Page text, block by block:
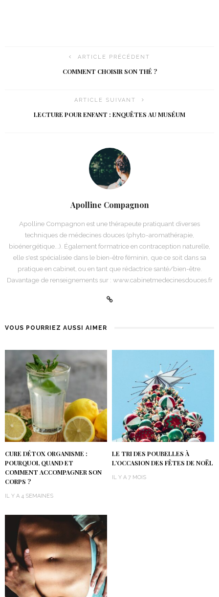
ARTICLE PRÉCÉDENT
COMMENT CHOISIR SON THÉ ?
ARTICLE SUIVANT
LECTURE POUR ENFANT : ENQUÊTES AU MUSÉUM
Apolline Compagnon
Apolline Compagnon est une thérapeute pratiquant diverses
techniques de médecines douces (phyto-aromathérapie,
bioénergétique...). Également formatrice en contraception naturelle,
elle s'est spécialisée dans le bien-être féminin, que ce soit dans sa
pratique en cabinet, ou en tant que rédactrice santé/bien-être.
Davantage de renseignements sur : www.cabinetmedecinesdouces.fr
VOUS POURRIEZ AUSSI AIMER
CURE DÉTOX ORGANISME :
POURQUOI, QUAND ET
COMMENT ACCOMPAGNER SON
CORPS ?
IL Y A 4 SEMAINES
LE TRI DES POUBELLES À
L’OCCASION DES FÊTES DE NOËL
IL Y A 7 MOIS